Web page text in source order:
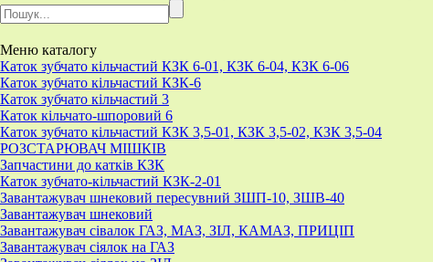
Меню каталогу
Каток зубчато кільчастий КЗК 6-01, КЗК 6-04, КЗК 6-06
Каток зубчато кільчастий КЗК-6
Каток зубчато кільчастий 3
Каток кільчато-шпоровий 6
Каток зубчато кільчастий КЗК 3,5-01, КЗК 3,5-02, КЗК 3,5-04
РОЗСТАРЮВАЧ МІШКІВ
Запчастини до катків КЗК
Каток зубчато-кільчастий КЗК-2-01
Завантажувач шнековий пересувний ЗШП-10, ЗШВ-40
Завантажувач шнековий
Завантажувач сівалок ГАЗ, МАЗ, ЗІЛ, КАМАЗ, ПРИЦІП
Завантажувач сіялок на ГАЗ